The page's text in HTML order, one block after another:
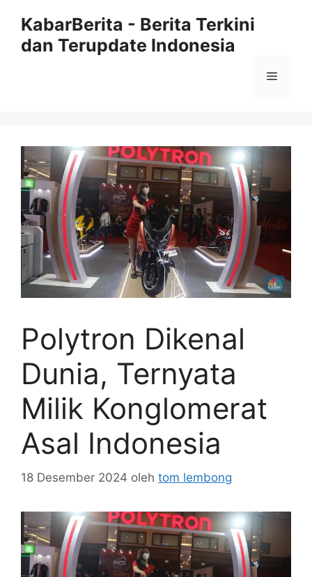
KabarBerita - Berita Terkini
dan Terupdate Indonesia
Menu
Polytron Dikenal
Dunia, Ternyata
Milik Konglomerat
Asal Indonesia
18 Desember 2024 oleh tom lembong